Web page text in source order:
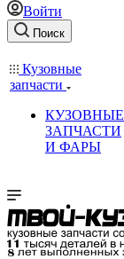
Войти
Поиск
Кузовные
запчасти
КУЗОВНЫЕ
ЗАПЧАСТИ
И ФАРЫ